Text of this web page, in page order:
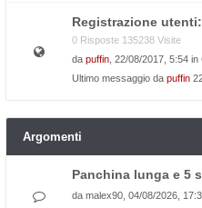
Registrazione
0 Risposte 135238 Visite
da puffin , 22/08/2017, 5:54 in
Ultimo messaggio da puffin
Argomenti
Panchina lunga e 5
da malex90 , 04/08/2026,